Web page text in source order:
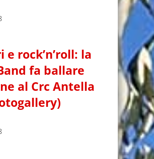
rock’n’roll: la
fa ballare
al Crc Antella